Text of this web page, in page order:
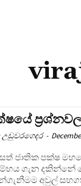
උඩුවරගෙදර -
ජාතික පක්ෂ මහලේකම්
ගැන දකින්නේ
අවුල්